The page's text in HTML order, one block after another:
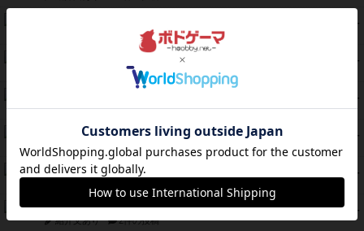
PT
1件の投稿
PT
1件の投稿
PT
紹介文あり 3件の投稿
PT
モズビ－ズ・レイダ－ズ
紹介文あり 1件の投稿
79 PT
テンプテーション
78 PT
インドネシア
紹介文あり 2件の投稿